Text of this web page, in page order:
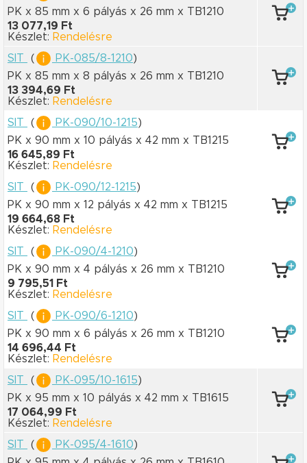
PK x 85 mm x 6 pályás x 26 mm x TB1210
13 077,19 Ft
Készlet: Rendelésre
SIT
( PK-085/8-1210)
PK x 85 mm x 8 pályás x 26 mm x TB1210
13 394,69 Ft
Készlet: Rendelésre
SIT
( PK-090/10-1215)
PK x 90 mm x 10 pályás x 42 mm x TB1215
16 645,89 Ft
Készlet: Rendelésre
SIT
( PK-090/12-1215)
PK x 90 mm x 12 pályás x 42 mm x TB1215
19 664,68 Ft
Készlet: Rendelésre
SIT
( PK-090/4-1210)
PK x 90 mm x 4 pályás x 26 mm x TB1210
9 795,51 Ft
Készlet: Rendelésre
SIT
( PK-090/6-1210)
PK x 90 mm x 6 pályás x 26 mm x TB1210
14 696,44 Ft
Készlet: Rendelésre
SIT
( PK-095/10-1615)
PK x 95 mm x 10 pályás x 42 mm x TB1615
17 064,99 Ft
Készlet: Rendelésre
SIT
( PK-095/4-1610)